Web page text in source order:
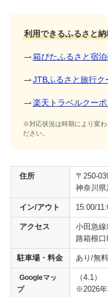
利用できるふるさと
箱ぴたふるさと宿
JTBふるさと旅行ク
楽天トラベルクーポ
※対応状況は時期により変わ
ださい。
住所
〒250-
神奈川県
イン/アウト 15:00/
アクセス
小田急
路箱根口
駐車場・料金 あり/無料
Googleマッ
プ
（4.1）
※2026年